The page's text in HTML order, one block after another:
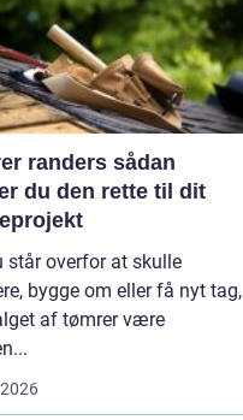
sådan
du den rette til dit
står overfor at skulle
bygge om eller få nyt tag,
af tømrer være